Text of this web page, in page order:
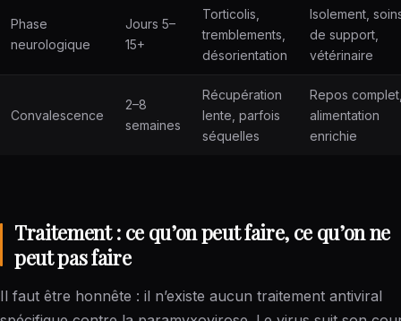
Phase
neurologique
Jours 5–
15+
Torticolis,
tremblements,
désorientation
Isolement,
de support,
vétérinaire
Convalescence
2–8
semaines
Récupération
lente, parfois
séquelles
Repos
alimentation
enrichie
Traitement : ce qu’on peut faire, ce qu’on ne
peut pas faire
Il faut être honnête : il n’existe aucun traitement antiviral